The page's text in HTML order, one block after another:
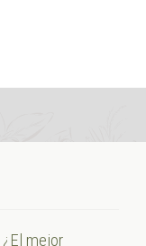
mejor